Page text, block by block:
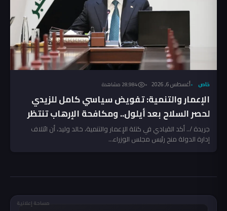
خاص أغسطس 6, 2026 28٬984 مشاهدة
الإعمار والتنمية: تفويض سياسي كامل للزيدي
لحصر السلاح بعد أيلول.. ومكافحة الإرهاب تنتظر
المخالفين!
جريدة /.. أكد القيادي في كتلة الإعمار والتنمية، خالد وليد، أن ائتلاف
إدارة الدولة منح رئيس مجلس الوزراء...
مساحة إعلانية